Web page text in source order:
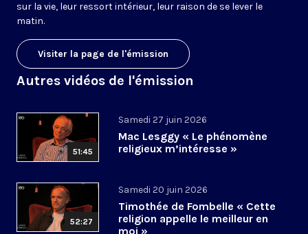
sur la vie, leur ressort intérieur, leur raison de se lever le
matin.
Visiter la page de l'émission
Autres vidéos de l'émission
51:45
Samedi 27 juin 2026
Mac Lesggy « Le phénomène
religieux m’intéresse »
52:27
Samedi 20 juin 2026
Timothée de Fombelle « Cette
religion appelle le meilleur en
moi »